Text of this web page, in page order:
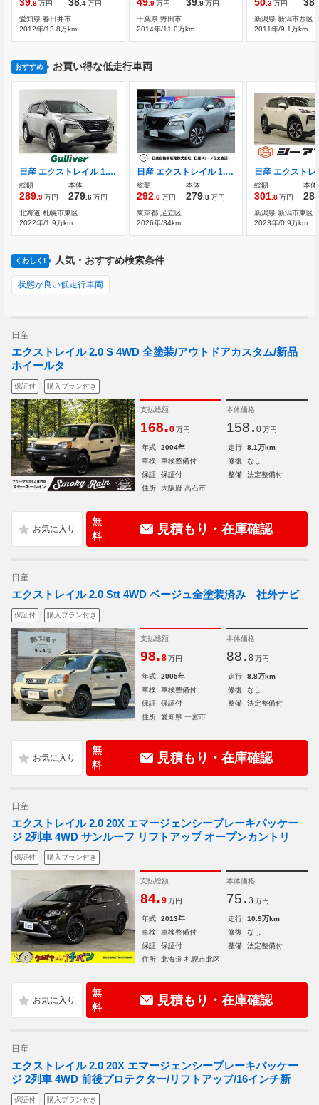
.8万円 .4万円
愛知県 春日井市
2012年/13.8万km
.9万円 .9万円
千葉県 野田市
2014年/11.0万km
.3万円
新潟県 新潟市西区
2011年/9.1万km
おすすめ お買い得な低走行車両
日産 エクストレイル 1.5 S e-4ORCE 4WD ・4WD ・純正ナビ ・フルセグTV/Bluetooth
総額
289.9万円
本体
279.6万円
北海道 札幌市東区
2022年/1.9万km
日産 エクストレイル 1.5 S e-4ORCE 4WD 雹害車両・2025年1月製造車両・オーディオ
総額
292.6万円
本体
279.8万円
東京都 足立区
2026年/34km
総額
301.8万円
本体
新潟県 新潟市東区
2023年/0.9万km
くわしく! 人気・おすすめ検索条件
状態が良い低走行車両
日産
エクストレイル 2.0 S 4WD 全塗装/アウトドアカスタム/新品
ホイールタ
保証付 購入プラン付き
支払総額
168.0 万円
本体価格
158. 0 万円
年式 2004年 走行
8.1万km
車検
車検整備付 修復
なし
保証
保証付 整備
法定整備付
住所
大阪府 高石市
無
料
見積もり・在庫確認
日産
エクストレイル 2.0 Stt 4WD ベージュ全塗装済み 社外ナビ
保証付 購入プラン付き
支払総額
98.8 万円
本体価格
88. 8 万円
年式 2005年 走行
8.8万km
車検
車検整備付 修復
なし
保証
保証付 整備
法定整備付
住所
愛知県 一宮市
無
料
見積もり・在庫確認
日産
エクストレイル 2.0 20X エマージェンシーブレーキパッケー
ジ 2列車 4WD サンルーフ リフトアップ オープンカントリ
保証付 購入プラン付き
支払総額
84.9 万円
本体価格
75. 3 万円
年式 2013年 走行
10.9万km
車検
車検整備付 修復
なし
保証
保証付 整備
法定整備付
住所
北海道 札幌市北区
無
料
見積もり・在庫確認
日産
エクストレイル 2.0 20X エマージェンシーブレーキパッケー
ジ 2列車 4WD 前後プロテクター/リフトアップ/16インチ新
保証付 購入プラン付き